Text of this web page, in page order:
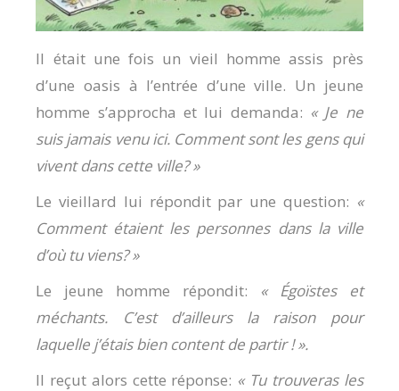
Il était une fois un vieil homme assis près
d’une oasis à l’entrée d’une ville. Un jeune
homme s’approcha et lui demanda: « Je ne
suis jamais venu ici. Comment sont les gens qui
vivent dans cette ville? »
Le vieillard lui répondit par une question: «
Comment étaient les personnes dans la ville
d’où tu viens? »
Le jeune homme répondit: « Égoïstes et
méchants. C’est d’ailleurs la raison pour
laquelle j’étais bien content de partir ! ».
Il reçut alors cette réponse: « Tu trouveras les